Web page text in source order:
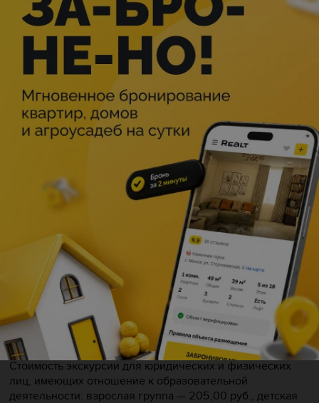
Экскурсия включает в себя обзорную экскурсию,
посещение музея и павильонов, а также обширную
экскурсию на склады с оружием, костюмами и
реквизитом.
Стоимость экскурсии для взрослой и детской групп —
360,00 руб.
Стоимость экскурсии для юридических и физических
лиц, имеющих отношение к образовательной
деятельности: взрослая группа — 205,00 руб., детская